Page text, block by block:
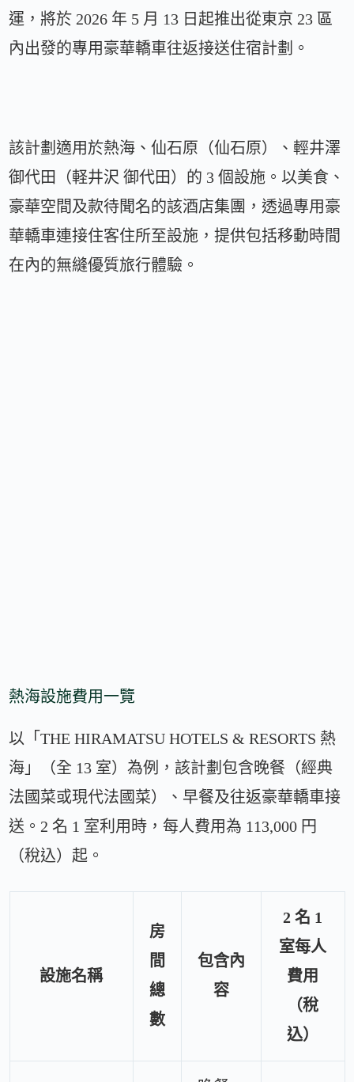
運，將於 2026 年 5 月 13 日起推出從東京 23 區
內出發的專用豪華轎車往返接送住宿計劃。
該計劃適用於熱海、仙石原（仙石原）、輕井澤
御代田（軽井沢 御代田）的 3 個設施。以美食、
豪華空間及款待聞名的該酒店集團，透過專用豪
華轎車連接住客住所至設施，提供包括移動時間
在內的無縫優質旅行體驗。
熱海設施費用一覽
以「THE HIRAMATSU HOTELS & RESORTS 熱
海」（全 13 室）為例，該計劃包含晚餐（經典
法國菜或現代法國菜）、早餐及往返豪華轎車接
送。2 名 1 室利用時，每人費用為 113,000 円
（稅込）起。
設施名稱
房
間
總
數
包含內
容
2 名 1
室每人
費用
（稅
込）